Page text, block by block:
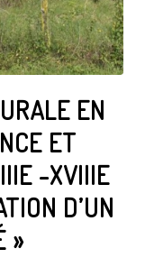
EN
ET
-XVIIIE
D’UN
»